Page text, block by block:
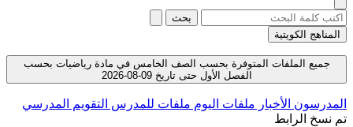
بحث
المناهج الكويتية
جميع الملفات المتوفرة بحسب الصف الخامس في مادة رياضيات بحسب
الفصل الأول حتى تاريخ 09-08-2026
المدرسون الأخبار ملفات اليوم ملفات للمدرس التقويم المدرسي
تم نسخ الرابط